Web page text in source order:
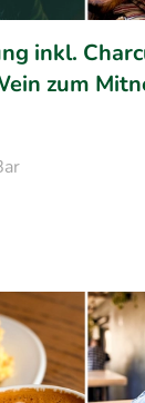
inkl.
zum